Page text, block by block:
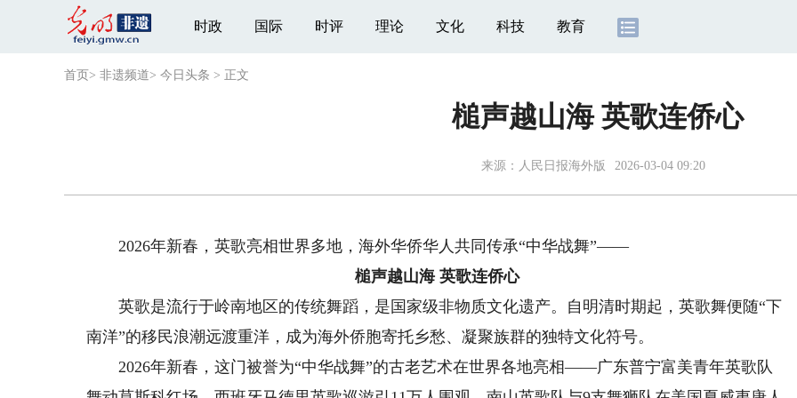
时政 国际 时评 理论 文化 科技 教育
首页 > 非遗频道> 今日头条 > 正文
槌声越山海 英歌连侨心
来源： 人民日报海外版 2026-03-04 09:20
2026年新春，英歌亮相世界多地，海外华侨华人共同传承“中华战舞”——
槌声越山海 英歌连侨心
英歌是流行于岭南地区的传统舞蹈，是国家级非物质文化遗产。自明清时期起，英歌舞便随“下
南洋”的移民浪潮远渡重洋，成为海外侨胞寄托乡愁、凝聚族群的独特文化符号。
2026年新春，这门被誉为“中华战舞”的古老艺术在世界各地亮相——广东普宁富美青年英歌队